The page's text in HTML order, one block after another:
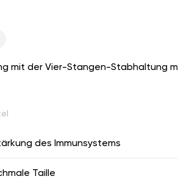
mit der Vier-Stangen-Stabhaltung
des Immunsystems
Taille